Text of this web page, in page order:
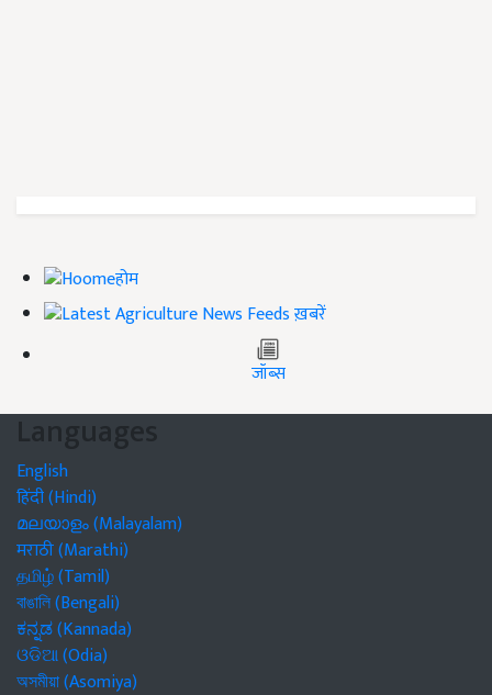
होम
ख़बरें
जॉब्स
Languages
English
हिंदी (Hindi)
മലയാളം (Malayalam)
मराठी (Marathi)
தமிழ் (Tamil)
বাঙালি (Bengali)
ಕನ್ನಡ (Kannada)
ଓଡିଆ (Odia)
অসমীয়া (Asomiya)